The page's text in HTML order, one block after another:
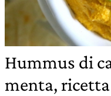
Hummus di
menta, ricetta